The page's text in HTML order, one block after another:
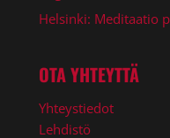
Helsinki: Meditaatio
OTA YHTEYTTÄ
Yhteystiedot
Lehdistö